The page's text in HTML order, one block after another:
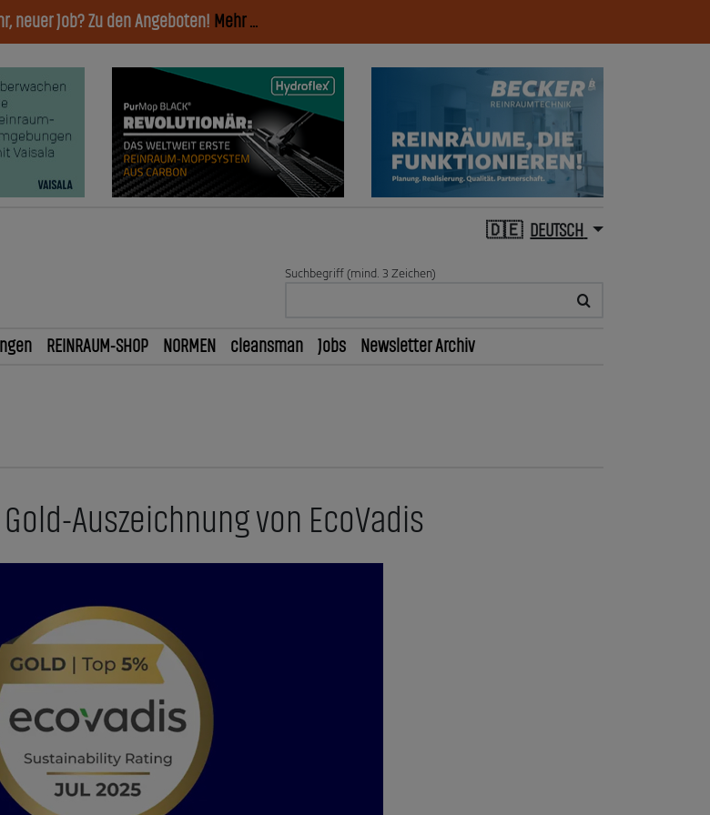
neuer Job? Zu den Angeboten! Mehr ...
DEUTSCH
Suchbegriff (mind. 3 Zeichen)
REINRAUM-SHOP NORMEN cleansman Jobs Newsletter Archiv
Auszeichnung von EcoVadis